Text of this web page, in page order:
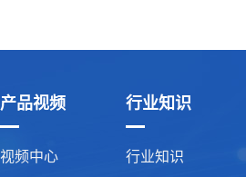
产品视频
视频中心
行业知识
行业知识